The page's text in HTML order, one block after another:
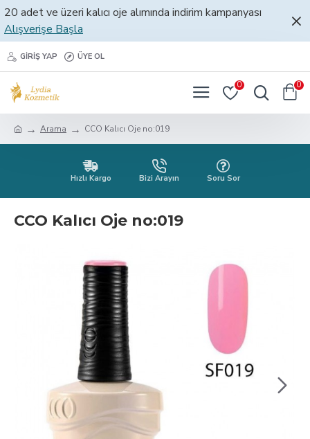
20 adet ve üzeri kalıcı oje alımında indirim kampanyası
Alışverişe Başla
GIRIŞ YAP ÜYE OL
0 0
Arama CCO Kalıcı Oje no:019
Hızlı Kargo Bizi Arayın Soru Sor
CCO Kalıcı Oje no:019